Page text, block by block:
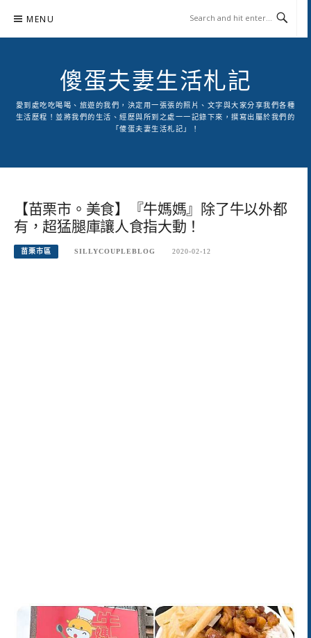
content
MENU
傻蛋夫妻生活札記
愛到處吃吃喝喝、旅遊的我們，決定用一張張的照片、文字與大家分享我們各種
生活歷程！並將我們的生活、經歷與所到之處一一記錄下來，撰寫出屬於我們的
「傻蛋夫妻生活札記」！
【苗栗市。美食】『牛媽媽』除了牛以外都
有，超猛腿庫讓人食指大動！
苗栗市區 SILLYCOUPLEBLOG 2020-02-12